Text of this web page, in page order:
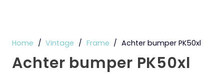
Home / Vintage / Frame / Achter bumper PK50xl
Achter bumper PK50xl